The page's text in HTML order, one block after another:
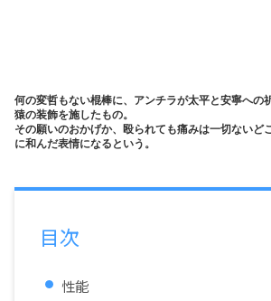
何の変哲もない棍棒に、アンチラが太平と安寧への
猿の装飾を施したもの。
その願いのおかげか、殴られても痛みは一切ないど
に和んだ表情になるという。
目次
性能